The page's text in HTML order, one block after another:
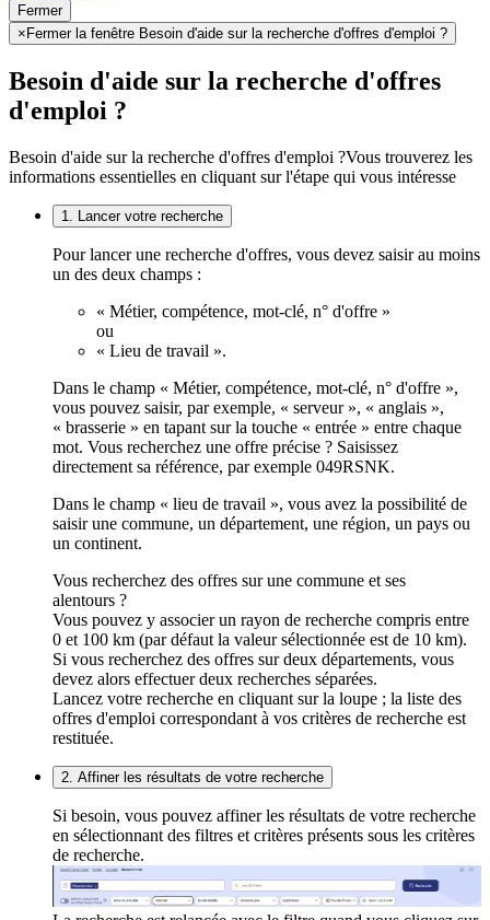
Fermer
× Fermer la fenêtre Besoin d'aide sur la recherche d'offres d'emploi ?
Besoin d'aide sur la recherche d'offres
d'emploi ?
Besoin d'aide sur la recherche d'offres d'emploi ?Vous trouverez les
informations essentielles en cliquant sur l'étape qui vous intéresse
1. Lancer votre recherche
Pour lancer une recherche d'offres, vous devez saisir au moins
un des deux champs :
« Métier, compétence, mot-clé, n° d'offre »
ou
« Lieu de travail ».
Dans le champ « Métier, compétence, mot-clé, n° d'offre »,
vous pouvez saisir, par exemple, « serveur », « anglais »,
« brasserie » en tapant sur la touche « entrée » entre chaque
mot. Vous recherchez une offre précise ? Saisissez
directement sa référence, par exemple 049RSNK.
Dans le champ « lieu de travail », vous avez la possibilité de
saisir une commune, un département, une région, un pays ou
un continent.
Vous recherchez des offres sur une commune et ses
alentours ?
Vous pouvez y associer un rayon de recherche compris entre
0 et 100 km (par défaut la valeur sélectionnée est de 10 km).
Si vous recherchez des offres sur deux départements, vous
devez alors effectuer deux recherches séparées.
Lancez votre recherche en cliquant sur la loupe ; la liste des
offres d'emploi correspondant à vos critères de recherche est
restituée.
2. Affiner les résultats de votre recherche
Si besoin, vous pouvez affiner les résultats de votre recherche
en sélectionnant des filtres et critères présents sous les critères
de recherche.